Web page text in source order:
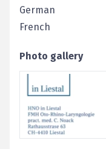
German
French
Photo gallery